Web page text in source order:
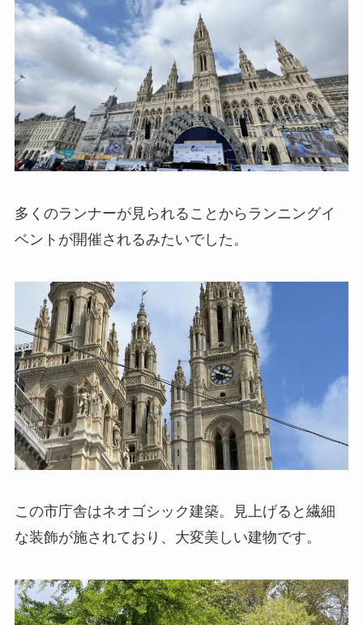
多くのランナーが見られることからランニングイ
ベントが開催されるみたいでした。
この市庁舎はネオゴシック建築。見上げると繊細
な装飾が施されており、大変美しい建物です。